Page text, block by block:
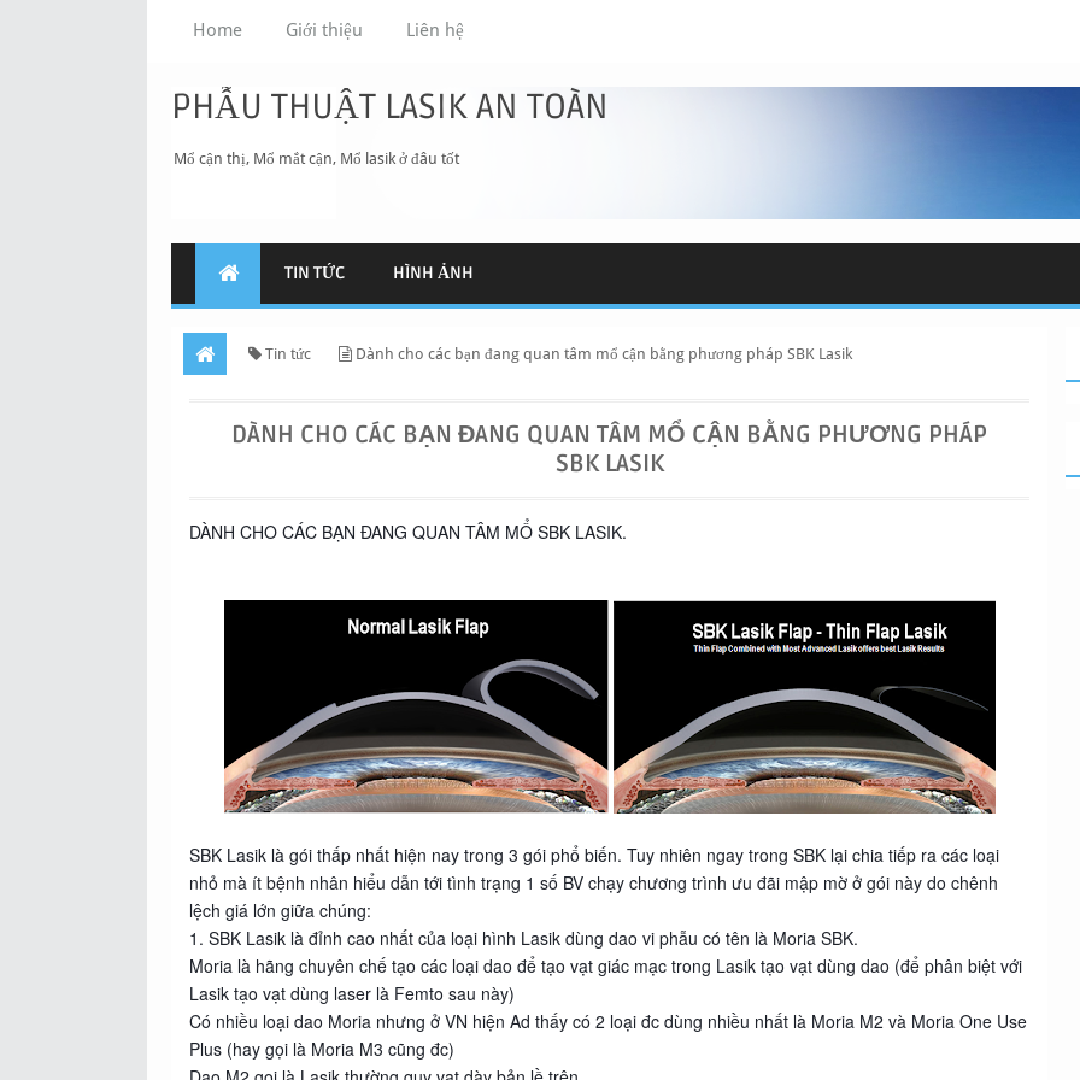
Home Giới thiệu Liên hệ
PHẪU THUẬT LASIK AN TOÀN
Mổ cận thị, Mổ mắt cận, Mổ lasik ở đâu tốt
TIN TỨC HÌNH ẢNH
Tin tức Dành cho các bạn đang quan tâm mổ cận bằng phương pháp SBK Lasik
DÀNH CHO CÁC BẠN ĐANG QUAN TÂM MỔ CẬN BẰNG PHƯƠNG PHÁP
SBK LASIK
DÀNH CHO CÁC BẠN ĐANG QUAN TÂM MỔ SBK LASIK.
SBK Lasik là gói thấp nhất hiện nay trong 3 gói phổ biến. Tuy nhiên ngay trong SBK lại chia tiếp ra các loại
nhỏ mà ít bệnh nhân hiểu dẫn tới tình trạng 1 số BV chạy chương trình ưu đãi mập mờ ở gói này do chênh
lệch giá lớn giữa chúng:
1. SBK Lasik là đỉnh cao nhất của loại hình Lasik dùng dao vi phẫu có tên là Moria SBK.
Moria là hãng chuyên chế tạo các loại dao để tạo vạt giác mạc trong Lasik tạo vạt dùng dao (để phân biệt với
Lasik tạo vạt dùng laser là Femto sau này)
Có nhiều loại dao Moria nhưng ở VN hiện Ad thấy có 2 loại đc dùng nhiều nhất là Moria M2 và Moria One Use
Plus (hay gọi là Moria M3 cũng đc)